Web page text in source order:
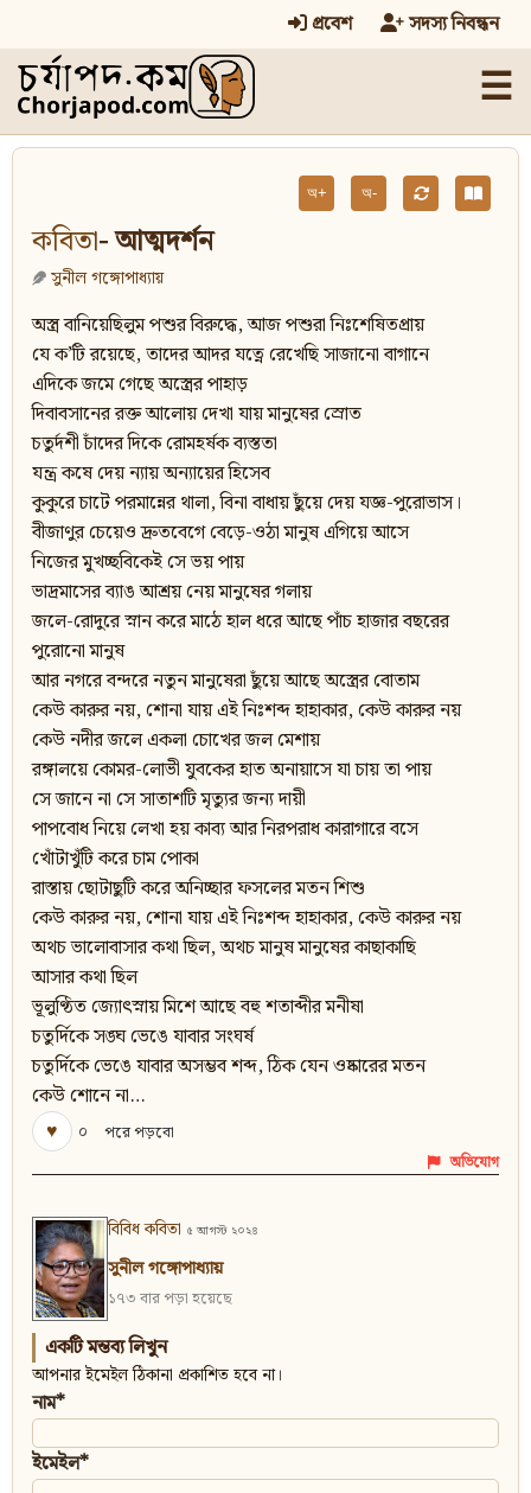
প্রবেশ সদস্য নিবন্ধন
☰
অ+ অ-
কবিতা- আত্মদর্শন
সুনীল গঙ্গোপাধ্যায়
অস্ত্র বানিয়েছিলুম পশুর বিরুদ্ধে, আজ পশুরা নিঃশেষিতপ্রায়
যে ক’টি রয়েছে, তাদের আদর যত্নে রেখেছি সাজানো বাগানে
এদিকে জমে গেছে অস্ত্রের পাহাড়
দিবাবসানের রক্ত আলোয় দেখা যায় মানুষের স্রোত
চতুর্দশী চাঁদের দিকে রোমহর্ষক ব্যস্ততা
যন্ত্র কষে দেয় ন্যায় অন্যায়ের হিসেব
কুকুরে চাটে পরমান্নের থালা, বিনা বাধায় ছুঁয়ে দেয় যজ্ঞ-পুরোভাস।
বীজাণুর চেয়েও দ্রুতবেগে বেড়ে-ওঠা মানুষ এগিয়ে আসে
নিজের মুখচ্ছবিকেই সে ভয় পায়
ভাদ্রমাসের ব্যাঙ আশ্রয় নেয় মানুষের গলায়
জলে-রোদুরে স্নান করে মাঠে হাল ধরে আছে পাঁচ হাজার বছরের
পুরোনো মানুষ
আর নগরে বন্দরে নতুন মানুষেরা ছুঁয়ে আছে অস্ত্রের বোতাম
কেউ কারুর নয়, শোনা যায় এই নিঃশব্দ হাহাকার, কেউ কারুর নয়
কেউ নদীর জলে একলা চোখের জল মেশায়
রঙ্গালয়ে কোমর-লোভী যুবকের হাত অনায়াসে যা চায় তা পায়
সে জানে না সে সাতাশটি মৃত্যুর জন্য দায়ী
পাপবোধ নিয়ে লেখা হয় কাব্য আর নিরপরাধ কারাগারে বসে
খোঁটাখুঁটি করে চাম পোকা
রাস্তায় ছোটাছুটি করে অনিচ্ছার ফসলের মতন শিশু
কেউ কারুর নয়, শোনা যায় এই নিঃশব্দ হাহাকার, কেউ কারুর নয়
অথচ ভালোবাসার কথা ছিল, অথচ মানুষ মানুষের কাছাকাছি
আসার কথা ছিল
ভূলুণ্ঠিত জ্যোৎস্নায় মিশে আছে বহু শতাব্দীর মনীষা
চতুর্দিকে সঙ্ঘ ভেঙে যাবার সংঘর্ষ
চতুর্দিকে ভেঙে যাবার অসম্ভব শব্দ, ঠিক যেন ওষ্কারের মতন
কেউ শোনে না…
♥
০ পরে পড়বো
অভিযোগ
বিবিধ কবিতা ৫ আগস্ট ২০২৪
সুনীল গঙ্গোপাধ্যায়
১৭৩ বার পড়া হয়েছে
একটি মন্তব্য লিখুন
আপনার ইমেইল ঠিকানা প্রকাশিত হবে না।
নাম*
ইমেইল*